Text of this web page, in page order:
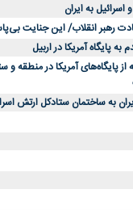
به ایران
رهبر انقلاب/ این جنایت
به پایگاه آمریکا در اربیل
مهم سپاه/ 27 نقطه از پایگاه‌های آمریکا در
به ساختمان ستادکل ارتش